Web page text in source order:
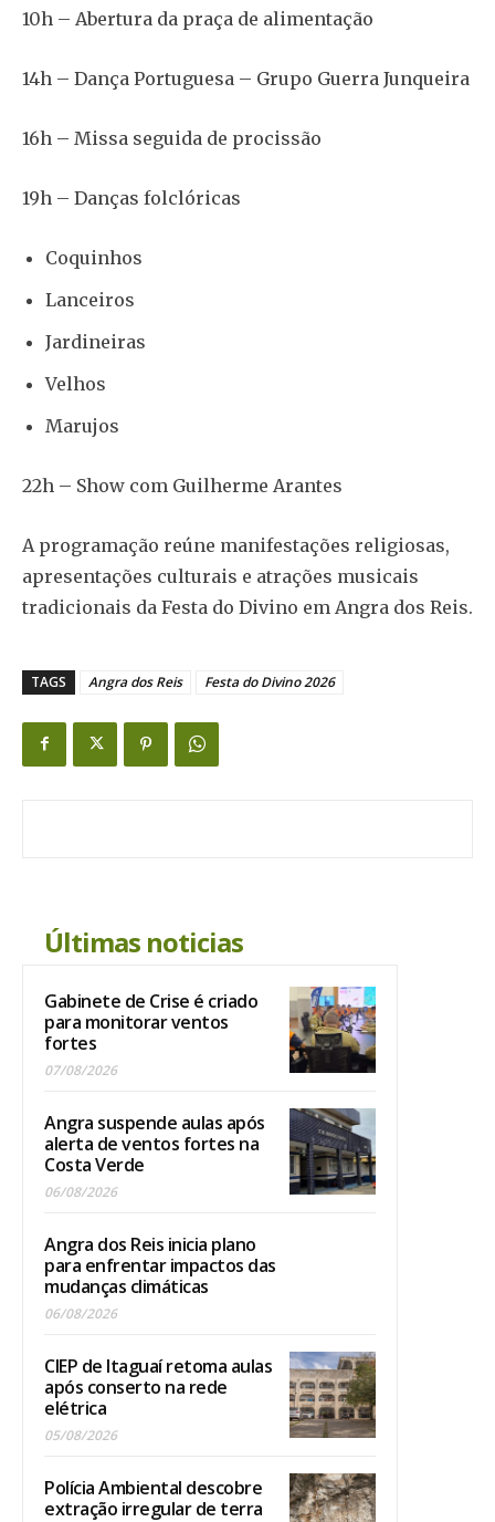
10h – Abertura da praça de alimentação
14h – Dança Portuguesa – Grupo Guerra Junqueira
16h – Missa seguida de procissão
19h – Danças folclóricas
Coquinhos
Lanceiros
Jardineiras
Velhos
Marujos
22h – Show com Guilherme Arantes
A programação reúne manifestações religiosas,
apresentações culturais e atrações musicais
tradicionais da Festa do Divino em Angra dos Reis.
TAGS Angra dos Reis Festa do Divino 2026
Últimas noticias
Gabinete de Crise é criado
para monitorar ventos
fortes
07/08/2026
Angra suspende aulas após
alerta de ventos fortes na
Costa Verde
06/08/2026
Angra dos Reis inicia plano
para enfrentar impactos das
mudanças climáticas
06/08/2026
CIEP de Itaguaí retoma aulas
após conserto na rede
elétrica
05/08/2026
Polícia Ambiental descobre
extração irregular de terra